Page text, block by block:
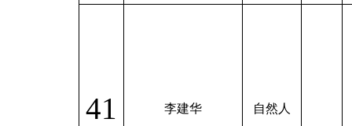
41 李建华 自然人